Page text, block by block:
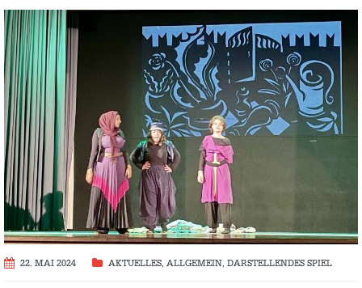
22. MAI 2024 AKTUELLES, ALLGEMEIN, DARSTELLENDES SPIEL